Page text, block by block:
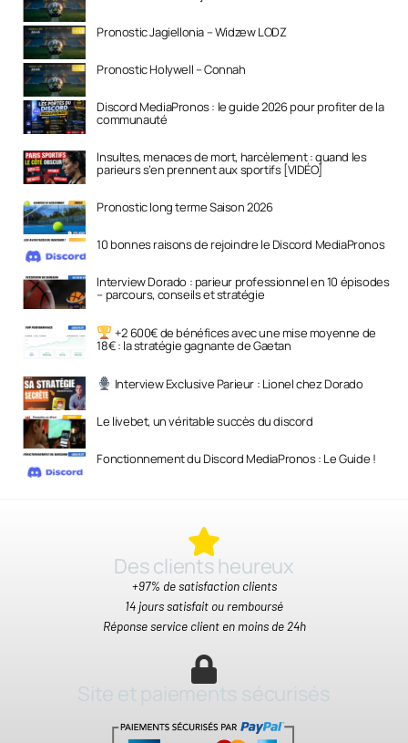
Pronostic Jagiellonia – Widzew LODZ
Pronostic Holywell – Connah
Discord MediaPronos : le guide 2026 pour profiter de la
communauté
Insultes, menaces de mort, harcèlement : quand les
parieurs s’en prennent aux sportifs [VIDÉO]
Pronostic long terme Saison 2026
10 bonnes raisons de rejoindre le Discord MediaPronos
Interview Dorado : parieur professionnel en 10 épisodes
– parcours, conseils et stratégie
+2 600€ de bénéfices avec une mise moyenne de
18€ : la stratégie gagnante de Gaetan
Interview Exclusive Parieur : Lionel chez Dorado
Le livebet, un véritable succès du discord
Fonctionnement du Discord MediaPronos : Le Guide !
Des clients heureux​
+97% de satisfaction clients
14 jours satisfait ou remboursé
Réponse service client en moins de 24h
Site et paiements sécurisés